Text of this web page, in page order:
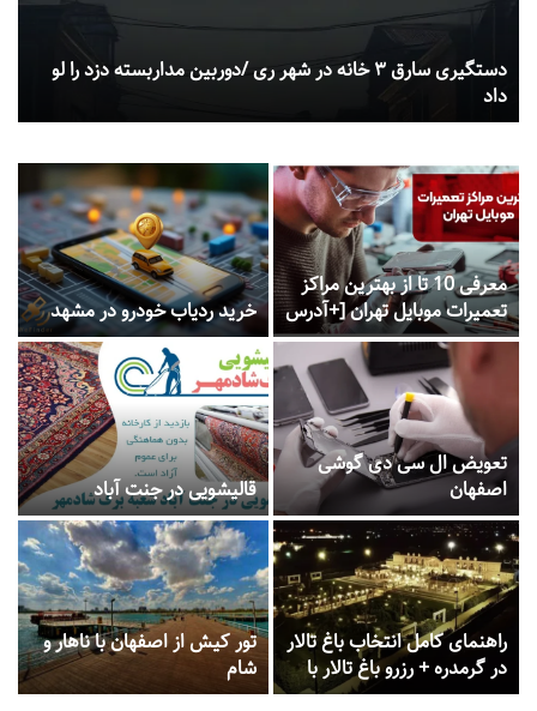
دستگیری سارق ۳ خانه در شهر ری /دوربین مداربسته دزد را لو
داد
معرفی 10 تا از بهترین مراکز
تعمیرات موبایل تهران [+آدرس
و تلفن]
خرید ردیاب خودرو در مشهد
تعویض ال سی دی گوشی
اصفهان
قالیشویی در جنت آباد
راهنمای کامل انتخاب باغ تالار
در گرمدره + رزرو باغ تالار با
بهترین قیمت
تور کیش از اصفهان با ناهار و
شام